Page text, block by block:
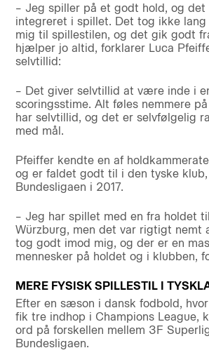
– Jeg spiller på et godt hold, og
integreret i spillet. Det tog ikke
mig til spillestilen, og det gik godt
hjælper jo altid, forklarer Luca
selvtillid:
– Det giver selvtillid at være inde i
scoringsstime. Alt føles nemmere
har selvtillid, og det er selvfølgelig
med mål.
Pfeiffer kendte en af
og er faldet godt til i den tyske
Bundesligaen i 2017.
– Jeg har spillet med en fra holdet
Würzburg, men det var rigtigt nemt
tog godt imod mig, og der er en
mennesker på holdet og i klubben,
MERE FYSISK SPILLESTIL I
Efter en sæson i dansk fodbold,
fik tre indhop i Champions League,
ord på forskellen mellem 3F
Bundesligaen.